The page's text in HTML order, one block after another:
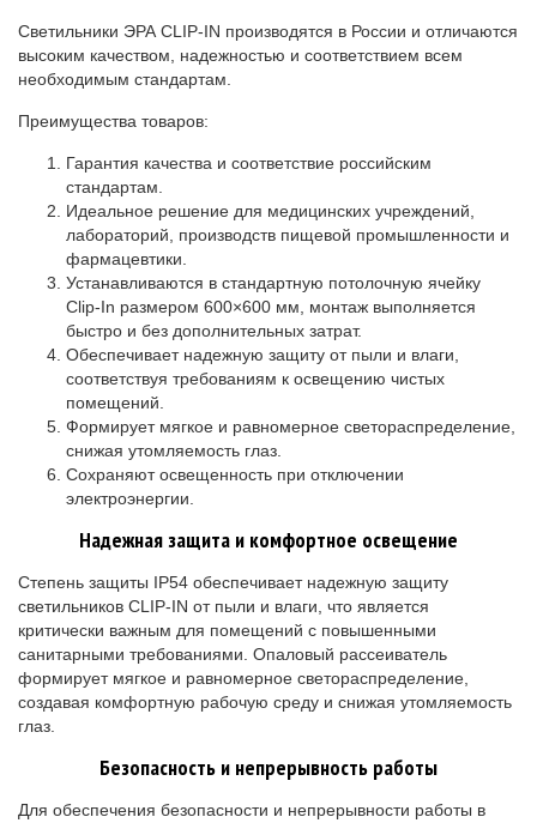
Светильники ЭРА CLIP-IN производятся в России и отличаются
высоким качеством, надежностью и соответствием всем
необходимым стандартам.
Преимущества товаров:
Гарантия качества и соответствие российским
стандартам.
Идеальное решение для медицинских учреждений,
лабораторий, производств пищевой промышленности и
фармацевтики.
Устанавливаются в стандартную потолочную ячейку
Clip-In размером 600×600 мм, монтаж выполняется
быстро и без дополнительных затрат.
Обеспечивает надежную защиту от пыли и влаги,
соответствуя требованиям к освещению чистых
помещений.
Формирует мягкое и равномерное светораспределение,
снижая утомляемость глаз.
Сохраняют освещенность при отключении
электроэнергии.
Надежная защита и комфортное освещение
Степень защиты IP54 обеспечивает надежную защиту
светильников CLIP-IN от пыли и влаги, что является
критически важным для помещений с повышенными
санитарными требованиями. Опаловый рассеиватель
формирует мягкое и равномерное светораспределение,
создавая комфортную рабочую среду и снижая утомляемость
глаз.
Безопасность и непрерывность работы
Для обеспечения безопасности и непрерывности работы в